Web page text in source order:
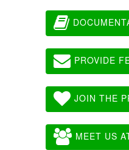
PROVIDE
JOIN THE
MEET US